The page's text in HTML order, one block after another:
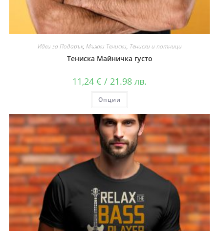
Идеи за Подарък, Мъжки Тениски, Тениски и потници
Тениска Майничка густо
11,24 € / 21.98 лв.
Опции